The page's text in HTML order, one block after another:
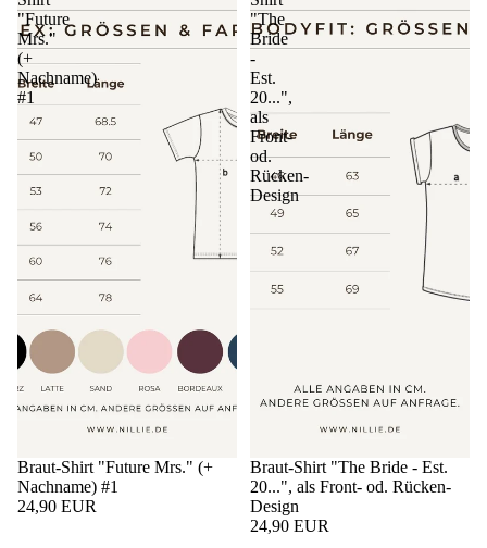
"Future
Mrs."
(+
Nachname)
#1
Braut-Shirt "Future Mrs." (+
Nachname) #1
24,90 EUR
"The
Bride
-
Est.
20...",
als
Front-
od.
Rücken-
Design
Braut-Shirt "The Bride - Est.
20...", als Front- od. Rücken-
Design
24,90 EUR